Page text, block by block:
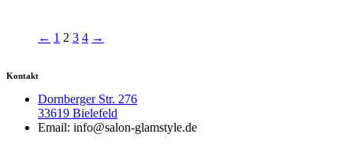
← 1 2 3 4 →
Kontakt
Dornberger Str. 276
33619 Bielefeld
Email: info@salon-glamstyle.de